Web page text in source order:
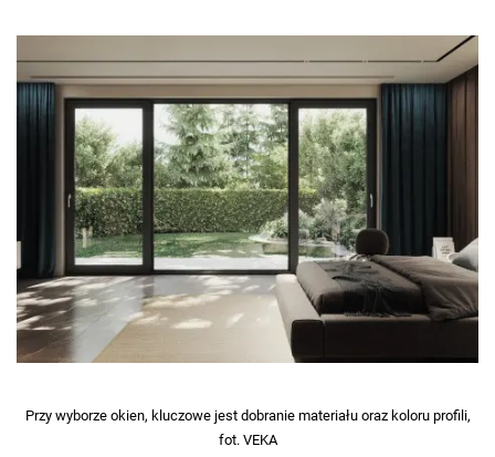
Przy wyborze okien, kluczowe jest dobranie materiału oraz koloru profili,
fot. VEKA